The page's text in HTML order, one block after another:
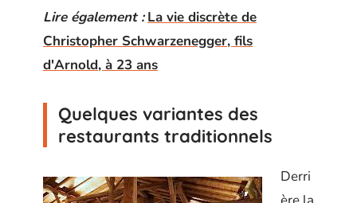
Lire également : La vie discrète de
Christopher Schwarzenegger, fils
d'Arnold, à 23 ans
Quelques variantes des
restaurants traditionnels
Derri